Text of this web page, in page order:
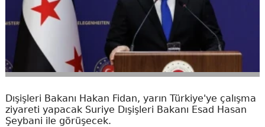
Dışişleri Bakanı Hakan Fidan, yarın Türkiye'ye çalışma
ziyareti yapacak Suriye Dışişleri Bakanı Esad Hasan
Şeybani ile görüşecek.